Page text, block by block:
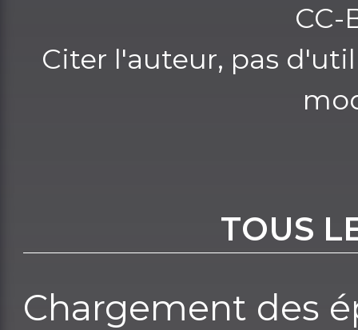
CC-
Citer l'auteur, pas
TOUS
Chargement des